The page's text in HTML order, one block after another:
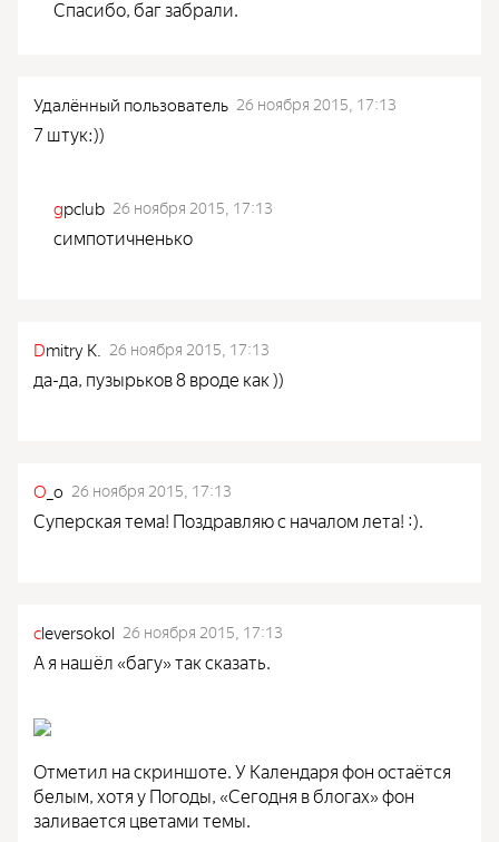
Спасибо, баг забрали.
Удалённый пользователь 26 ноября 2015, 17:13
7 штук:))
gpclub 26 ноября 2015, 17:13
симпотичненько
Dmitry K. 26 ноября 2015, 17:13
да-да, пузырьков 8 вроде как ))
O _o 26 ноября 2015, 17:13
Суперская тема! Поздравляю с началом лета! :).
cleversokol 26 ноября 2015, 17:13
А я нашёл «багу» так сказать.
Отметил на скриншоте. У Календаря фон остаётся
белым, хотя у Погоды, «Сегодня в блогах» фон
заливается цветами темы.